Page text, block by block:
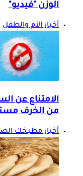
الوزن "فيديو"
أخبار الأم والطفل
الامتناع عن
من الخرف
أخبار مطبخك